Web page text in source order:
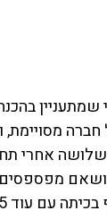
אחרי
ושאם
אין זמן וכוח. ואז מגיעים אליי.